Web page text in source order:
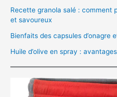
Recette granola salé : comment
et savoureux
Bienfaits des capsules d’onagre
Huile d’olive en spray :